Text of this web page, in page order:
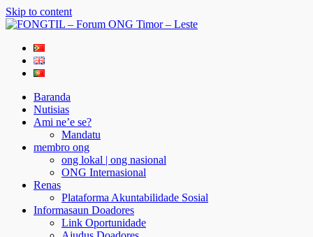
Skip to content
FONGTIL – Forum ONG Timor – Leste
Just another WordPress site
Baranda
Nutisias
Ami ne’e se?
Mandatu
membro ong
ong lokal | ong nasional
ONG Internasional
Renas
Plataforma Akuntabilidade Sosial
Informasaun Doadores
Link Oportunidade